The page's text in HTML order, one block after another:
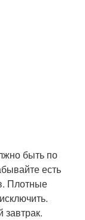
быть по
есть
Плотные